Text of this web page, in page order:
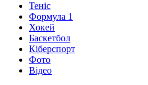
Теніс
Формула 1
Хокей
Баскетбол
Кіберспорт
Фото
Відео